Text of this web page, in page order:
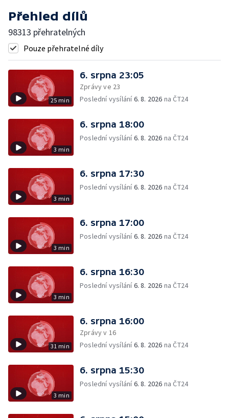
Přehled dílů
98313 přehratelných
Pouze přehratelné díly
25 min
6. srpna 23:05
Zprávy ve 23
Poslední vysílání6. 8. 2026 na ČT24
3 min
6. srpna 18:00
Poslední vysílání6. 8. 2026 na ČT24
3 min
6. srpna 17:30
Poslední vysílání6. 8. 2026 na ČT24
3 min
6. srpna 17:00
Poslední vysílání6. 8. 2026 na ČT24
3 min
6. srpna 16:30
Poslední vysílání6. 8. 2026 na ČT24
31 min
6. srpna 16:00
Zprávy v 16
Poslední vysílání6. 8. 2026 na ČT24
3 min
6. srpna 15:30
Poslední vysílání6. 8. 2026 na ČT24